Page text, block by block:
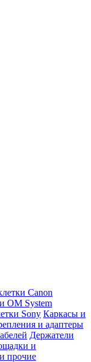
Canon
OM System
Sony Каркасы и
и адаптеры
Держатели
и
прочие